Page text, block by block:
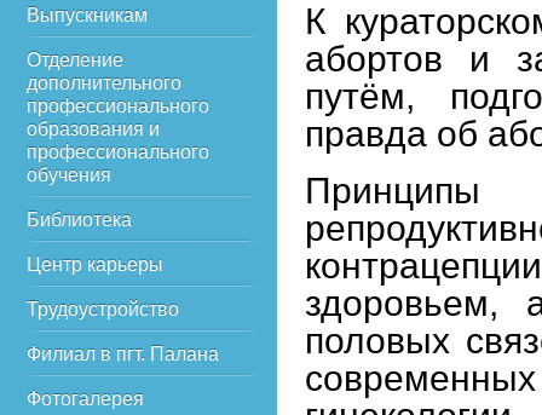
Выпускникам
Отделение
дополнительного
профессионального
образования и
профессионального
обучения
Библиотека
Центр карьеры
Трудоустройство
Филиал в пгт. Палана
Фотогалерея
К
абортов и
путём,
правда об
здоровьем,
половых